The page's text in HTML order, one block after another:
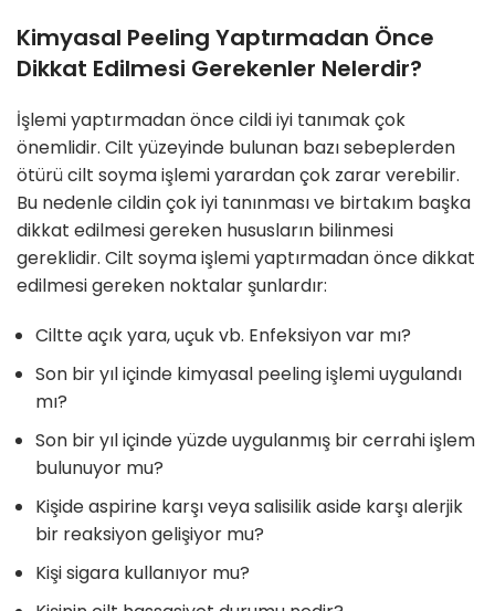
Kimyasal Peeling Yaptırmadan Önce
Dikkat Edilmesi Gerekenler Nelerdir?
İşlemi yaptırmadan önce cildi iyi tanımak çok
önemlidir. Cilt yüzeyinde bulunan bazı sebeplerden
ötürü cilt soyma işlemi yarardan çok zarar verebilir.
Bu nedenle cildin çok iyi tanınması ve birtakım başka
dikkat edilmesi gereken hususların bilinmesi
gereklidir. Cilt soyma işlemi yaptırmadan önce dikkat
edilmesi gereken noktalar şunlardır:
Ciltte açık yara, uçuk vb. Enfeksiyon var mı?
Son bir yıl içinde kimyasal peeling işlemi uygulandı
mı?
Son bir yıl içinde yüzde uygulanmış bir cerrahi işlem
bulunuyor mu?
Kişide aspirine karşı veya salisilik aside karşı alerjik
bir reaksiyon gelişiyor mu?
Kişi sigara kullanıyor mu?